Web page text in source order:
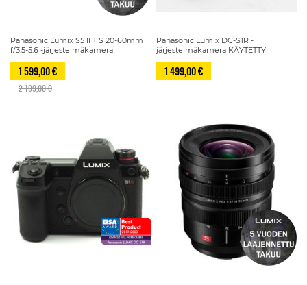
Panasonic Lumix S5 II + S 20-60mm
f/3.5-5.6 -järjestelmäkamera
1 599,00 €
2 199,00 €
Panasonic Lumix DC-S1R -
järjestelmäkamera KÄYTETTY
1 499,00 €